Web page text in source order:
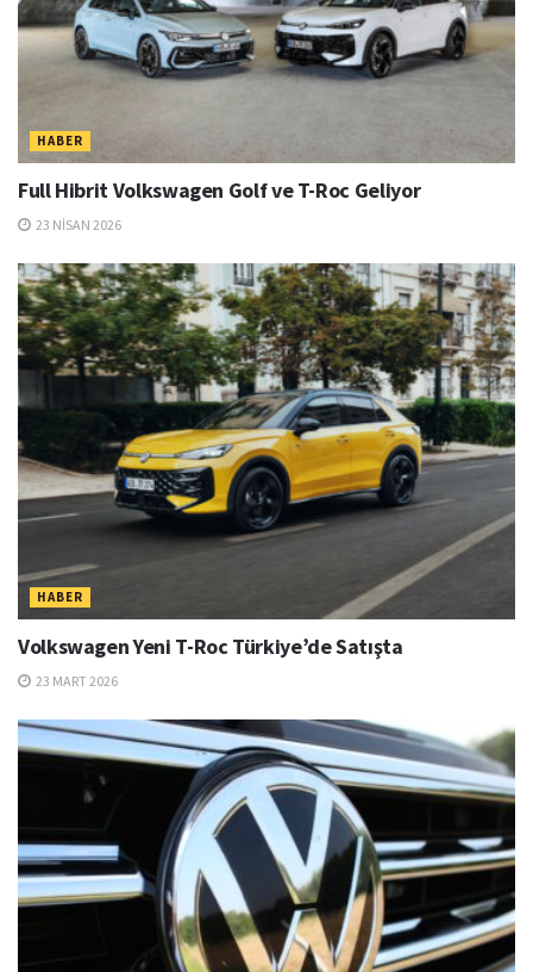
HABER
Full Hibrit Volkswagen Golf ve T-Roc Geliyor
23 NISAN 2026
HABER
Volkswagen Yeni T-Roc Türkiye’de Satışta
23 MART 2026